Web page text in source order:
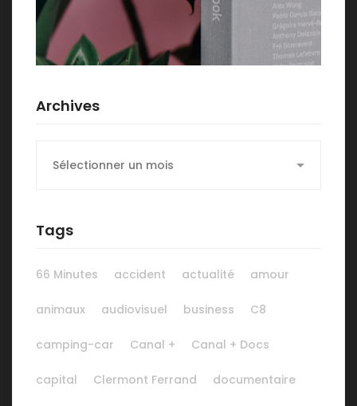
Archives
Tags
66 Minutes accident actualité amour
animaux audiovisuel business C8
camping-car Canal + Canal + Docs
capital Clermont Ferrand documentaire